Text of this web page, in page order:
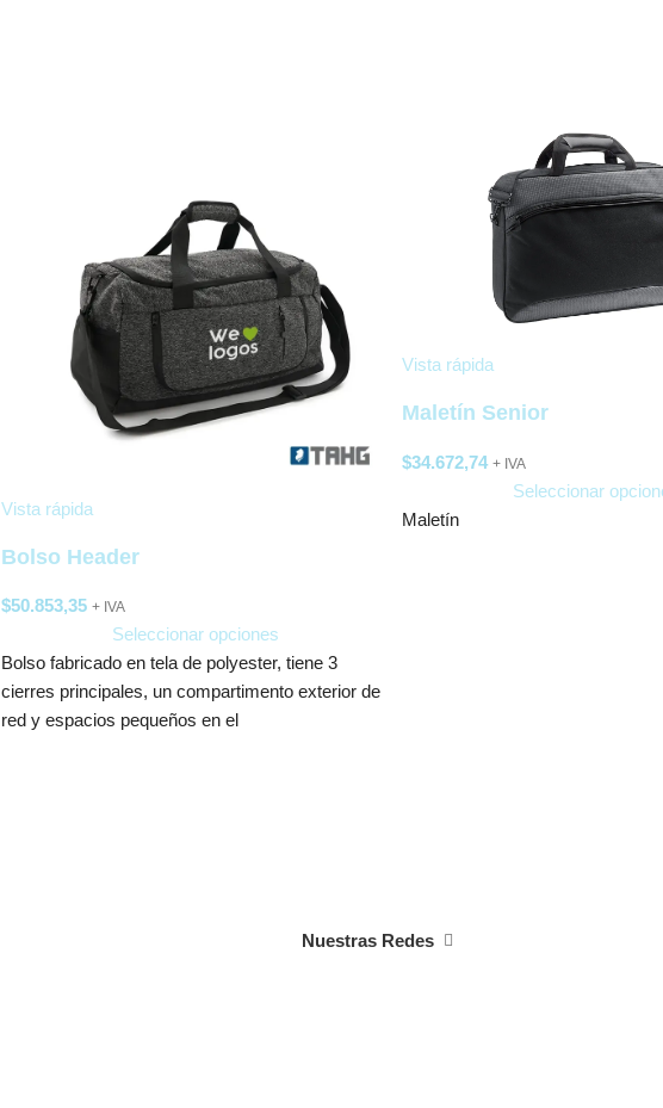
Vista rápida
Bolso Header
$50.853,35 + IVA
Seleccionar opciones
Bolso fabricado en tela de polyester, tiene 3
cierres principales, un compartimento exterior de
red y espacios pequeños en el
Vista rápida
Maletín Senior
$34.672,74 + IVA
Seleccionar
Maletín
Nuestras Redes